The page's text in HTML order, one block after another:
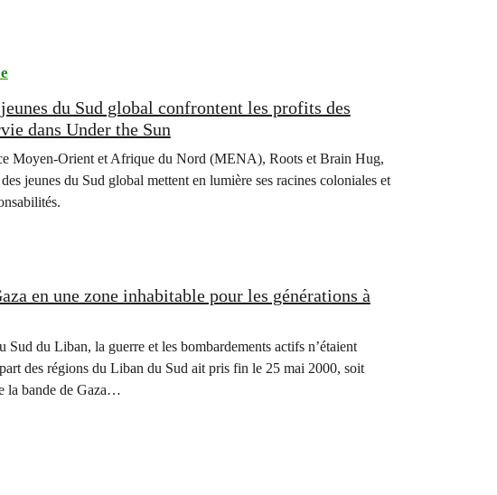
du Sud global confrontent les profits des
dans Under the Sun
Moyen-Orient et Afrique du Nord (MENA), Roots et Brain Hug,
jeunes du Sud global mettent en lumière ses racines coloniales et
en une zone inhabitable pour les générations à
Sud du Liban, la guerre et les bombardements actifs n’étaient
des régions du Liban du Sud ait pris fin le 25 mai 2000, soit
la bande de Gaza…